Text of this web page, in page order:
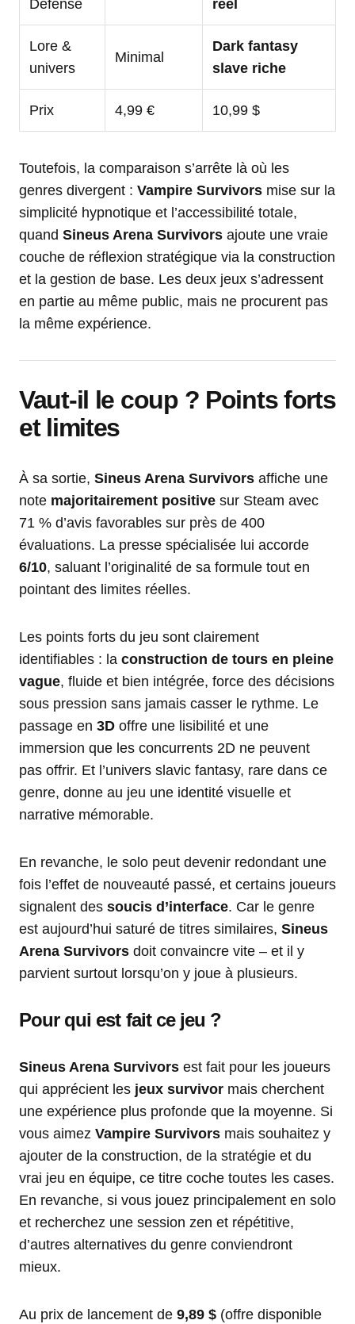
Defense réel
Lore &
univers
Minimal
Dark fantasy
slave riche
Prix 4,99 € 10,99 $
Toutefois, la comparaison s’arrête là où les
genres divergent : Vampire Survivors mise sur la
simplicité hypnotique et l’accessibilité totale,
quand Sineus Arena Survivors ajoute une vraie
couche de réflexion stratégique via la construction
et la gestion de base. Les deux jeux s’adressent
en partie au même public, mais ne procurent pas
la même expérience.
Vaut-il le coup ? Points forts
et limites
À sa sortie, Sineus Arena Survivors affiche une
note majoritairement positive sur Steam avec
71 % d’avis favorables sur près de 400
évaluations. La presse spécialisée lui accorde
6/10, saluant l’originalité de sa formule tout en
pointant des limites réelles.
Les points forts du jeu sont clairement
identifiables : la construction de tours en pleine
vague, fluide et bien intégrée, force des décisions
sous pression sans jamais casser le rythme. Le
passage en 3D offre une lisibilité et une
immersion que les concurrents 2D ne peuvent
pas offrir. Et l’univers slavic fantasy, rare dans ce
genre, donne au jeu une identité visuelle et
narrative mémorable.
En revanche, le solo peut devenir redondant une
fois l’effet de nouveauté passé, et certains joueurs
signalent des soucis d’interface. Car le genre
est aujourd’hui saturé de titres similaires, Sineus
Arena Survivors doit convaincre vite – et il y
parvient surtout lorsqu’on y joue à plusieurs.
Pour qui est fait ce jeu ?
Sineus Arena Survivors est fait pour les joueurs
qui apprécient les jeux survivor mais cherchent
une expérience plus profonde que la moyenne. Si
vous aimez Vampire Survivors mais souhaitez y
ajouter de la construction, de la stratégie et du
vrai jeu en équipe, ce titre coche toutes les cases.
En revanche, si vous jouez principalement en solo
et recherchez une session zen et répétitive,
d’autres alternatives du genre conviendront
mieux.
Au prix de lancement de 9,89 $ (offre disponible